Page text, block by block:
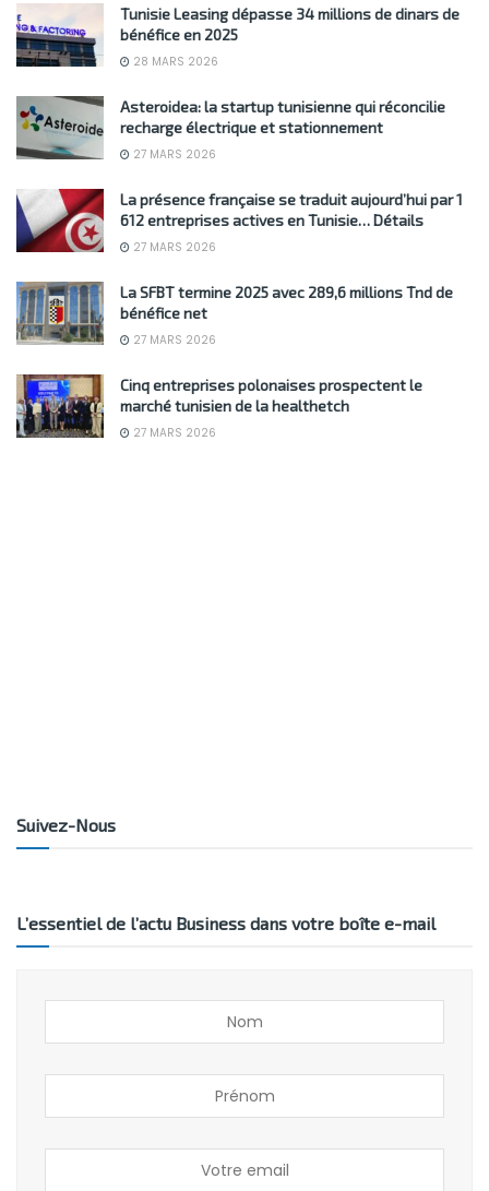
Tunisie Leasing dépasse 34 millions de dinars de
bénéfice en 2025
28 MARS 2026
Asteroidea: la startup tunisienne qui réconcilie
recharge électrique et stationnement
27 MARS 2026
La présence française se traduit aujourd’hui par 1
612 entreprises actives en Tunisie… Détails
27 MARS 2026
La SFBT termine 2025 avec 289,6 millions Tnd de
bénéfice net
27 MARS 2026
Cinq entreprises polonaises prospectent le
marché tunisien de la healthetch
27 MARS 2026
Suivez-Nous
L’essentiel de l’actu Business dans votre boîte e-mail